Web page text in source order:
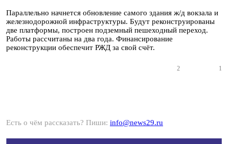
Параллельно начнется обновление самого здания ж/д вокзала и
железнодорожной инфраструктуры. Будут реконструированы
две платформы, построен подземный пешеходный переход.
Работы рассчитаны на два года. Финансирование
реконструкции обеспечит РЖД за свой счёт.
2 1
Есть о чём рассказать? Пиши: info@news29.ru